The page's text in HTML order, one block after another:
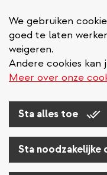
We gebruiken
goed te laten
weigeren.
Andere cookies kan
Meer over onze
Sta alles toe
Sta noodzakelijke